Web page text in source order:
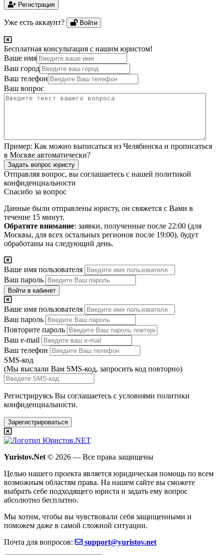
Регистрация
Уже есть аккаунт? Войти
Бесплатная консультация с нашим юристом!
Ваше имя
Ваш город
Ваш телефон
Ваш вопрос
Пример: Как можно выписаться из Челябинска и прописаться
в Москве автоматически?
Задать вопрос юристу
Отправляя вопрос, вы соглашаетесь с нашей политикой
конфиденциальности
Спасибо за вопрос
Данные были отправлены юристу, он свяжется с Вами в
течение 15 минут.
Обратите внимание: заявки, полученные после 22:00 (для
Москвы, для всех остальных регионов после 19:00), будут
обработаны на следующий день.
Ваше имя пользователя
Ваш пароль
Войти в кабинет
Ваше имя пользователя
Ваш пароль
Повторите пароль
Ваш e-mail
Ваш телефон
SMS-код
(Мы выслали Вам SMS-код, запросить код повторно)
Регистрируясь Вы соглашаетесь с условиями политики
конфиденциальности.
Зарегистрироваться
Yuristov.Net © 2026 — Все права защищены
Целью нашего проекта является юридическая помощь по всем
возможным областям права. На нашем сайте вы сможете
выбрать себе подходящего юриста и задать ему вопрос
абсолютно бесплатно.
Мы хотим, чтобы вы чувствовали себя защищенными и
поможем даже в самой сложной ситуации.
Почта для вопросов:
support@yuristov.net